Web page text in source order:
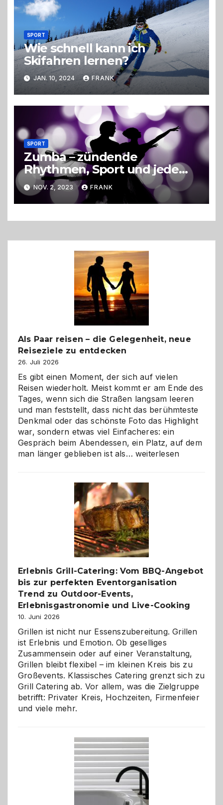
SPORT
Wie schnell kann ich
Skifahren lernen?
JAN. 10, 2024 FRANK
SPORT
Zumba – zündende
Rhythmen, Sport und jede
Menge Spaß
NOV. 2, 2023 FRANK
Als Paar reisen – die Gelegenheit, neue
Reiseziele zu entdecken
26. Juli 2026
Es gibt einen Moment, der sich auf vielen
Reisen wiederholt. Meist kommt er am Ende des
Tages, wenn sich die Straßen langsam leeren
und man feststellt, dass nicht das berühmteste
Denkmal oder das schönste Foto das Highlight
war, sondern etwas viel Einfacheres: ein
Gespräch beim Abendessen, ein Platz, auf dem
man länger geblieben ist als… Als
–
die
Gelegenheit,
neue
Reiseziele
zu
entdecken
weiterlesen
Erlebnis Grill-Catering: Vom BBQ-Angebot
bis zur perfekten Eventorganisation
Trend zu Outdoor-Events,
Erlebnisgastronomie und Live-Cooking
10. Juni 2026
Grillen ist nicht nur Essenszubereitung. Grillen
ist Erlebnis und Emotion. Ob geselliges
Zusammensein oder auf einer Veranstaltung,
Grillen bleibt flexibel – im kleinen Kreis bis zu
Großevents. Klassisches Catering grenzt sich zu
Grill Catering ab. Vor allem, was die Zielgruppe
betrifft: Privater Kreis, Hochzeiten, Firmenfeier
und viele mehr.